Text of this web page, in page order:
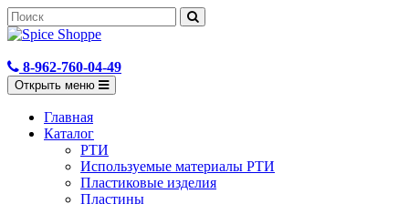
8-962-760-04-49
Открыть меню
Главная
Каталог
РТИ
Используемые материалы РТИ
Пластиковые изделия
Пластины